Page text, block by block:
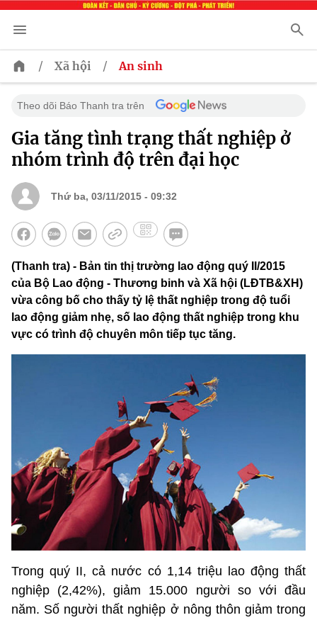
/ Xã hội / An sinh
Theo dõi Báo Thanh tra trên
Gia tăng tình trạng thất nghiệp ở
nhóm trình độ trên đại học
Thứ ba, 03/11/2015 - 09:32
(Thanh tra) - Bản tin thị trường lao động quý II/2015
của Bộ Lao động - Thương binh và Xã hội (LĐTB&XH)
vừa công bố cho thấy tỷ lệ thất nghiệp trong độ tuổi
lao động giảm nhẹ, số lao động thất nghiệp trong khu
vực có trình độ chuyên môn tiếp tục tăng.
Trong quý II, cả nước có 1,14 triệu lao động thất
nghiệp (2,42%), giảm 15.000 người so với đầu
năm. Số người thất nghiệp ở nông thôn giảm trong